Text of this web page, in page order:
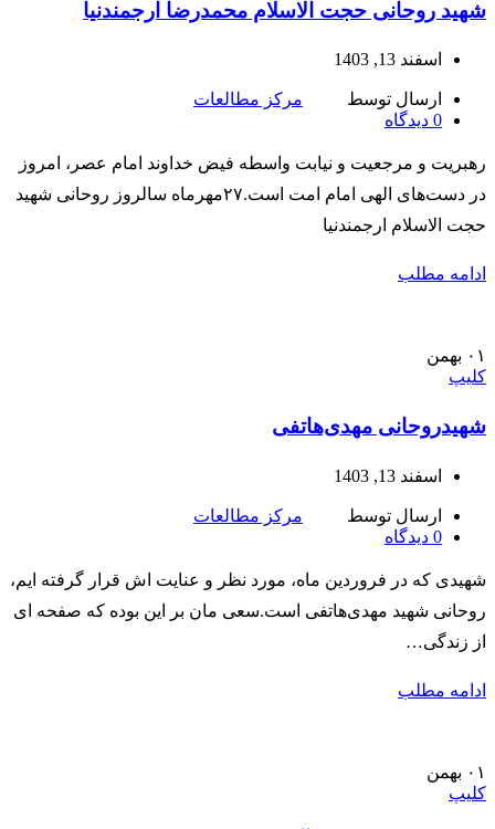
شهید روحانی حجت الاسلام محمدرضا ارجمند‌نیا
اسفند 13, 1403
ارسال توسط
مرکز مطالعات
0 دیدگاه
رهبریت و مرجعیت و نیابت واسطه فیض خداوند امام عصر، امروز
در دست‌های الهی امام امت است.۲۷مهرماه سالروز روحانی شهید
حجت الاسلام ارجمند‌نیا
ادامه مطلب
۰۱ بهمن
کلیپ
شهیدروحانی مهدی‌هاتفی
اسفند 13, 1403
ارسال توسط
مرکز مطالعات
0 دیدگاه
شهیدی که در فروردین ماه، مورد نظر و عنایت اش قرار گرفته ایم،
روحانی شهید مهدی‌هاتفی است.سعی مان بر این بوده که صفحه ای
از زندگی…
ادامه مطلب
۰۱ بهمن
کلیپ